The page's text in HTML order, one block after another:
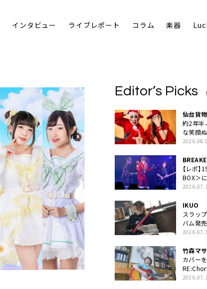
インタビュー ライブレポート コラム 楽器
Editor’s Picks
仙台貨物
約2年半
な笑顔
【レポ
BOX＞
IKUO
スラッ
バム発
クトに」
竹森マ
カバー